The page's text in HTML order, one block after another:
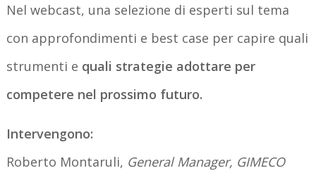
Nel webcast, una selezione di esperti sul tema
con approfondimenti e best case per capire quali
strumenti e quali strategie adottare per
competere nel prossimo futuro.
Intervengono:
Roberto Montaruli, General Manager, GIMECO